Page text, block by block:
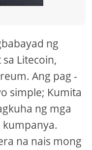
ng
Litecoin,
Ang pag -
simple; Kumita
ng mga
kumpanya.
na nais mong